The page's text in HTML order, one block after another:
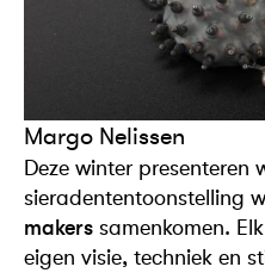
Margo Nelissen
Deze winter presenteren
sieradententoonstelling
makers samenkomen.
eigen visie, techniek en